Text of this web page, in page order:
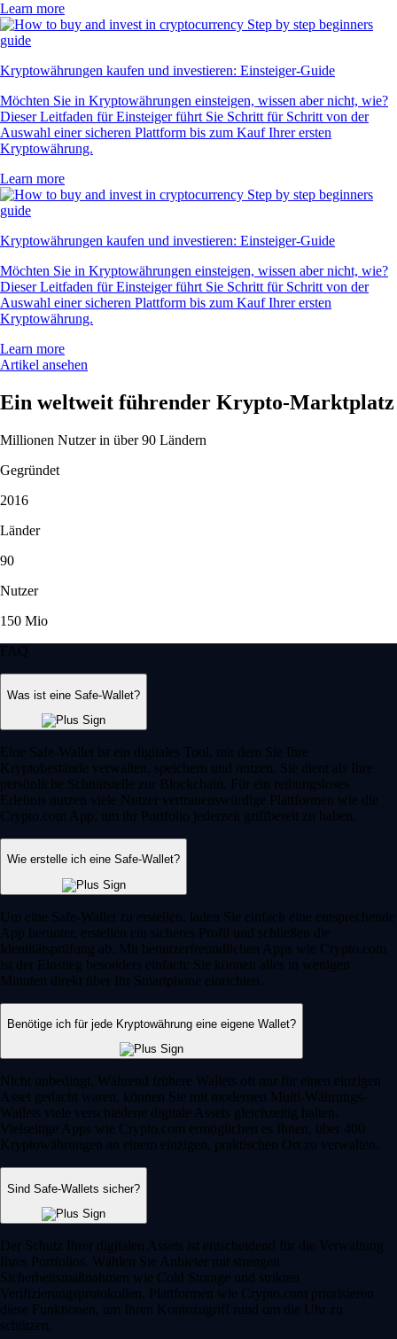
Learn more
Kryptowährungen kaufen und investieren: Einsteiger-Guide
Möchten Sie in Kryptowährungen einsteigen, wissen aber nicht, wie?
Dieser Leitfaden für Einsteiger führt Sie Schritt für Schritt von der
Auswahl einer sicheren Plattform bis zum Kauf Ihrer ersten
Kryptowährung.
Learn more
Kryptowährungen kaufen und investieren: Einsteiger-Guide
Möchten Sie in Kryptowährungen einsteigen, wissen aber nicht, wie?
Dieser Leitfaden für Einsteiger führt Sie Schritt für Schritt von der
Auswahl einer sicheren Plattform bis zum Kauf Ihrer ersten
Kryptowährung.
Learn more
Artikel ansehen
Ein weltweit führender Krypto-Marktplatz
Millionen Nutzer in über 90 Ländern
Gegründet
2016
Länder
90
Nutzer
150 Mio
FAQ
Was ist eine Safe-Wallet?
Eine Safe-Wallet ist ein digitales Tool, mit dem Sie Ihre
Kryptobestände verwalten, speichern und nutzen. Sie dient als Ihre
persönliche Schnittstelle zur Blockchain. Für ein reibungsloses
Erlebnis nutzen viele Nutzer vertrauenswürdige Plattformen wie die
Crypto.com App, um ihr Portfolio jederzeit griffbereit zu haben.
Wie erstelle ich eine Safe-Wallet?
Um eine Safe-Wallet zu erstellen, laden Sie einfach eine entsprechende
App herunter, erstellen ein sicheres Profil und schließen die
Identitätsprüfung ab. Mit benutzerfreundlichen Apps wie Crypto.com
ist der Einstieg besonders einfach: Sie können alles in wenigen
Minuten direkt über Ihr Smartphone einrichten.
Benötige ich für jede Kryptowährung eine eigene Wallet?
Nicht unbedingt. Während frühere Wallets oft nur für einen einzigen
Asset gedacht waren, können Sie mit modernen Multi-Währungs-
Wallets viele verschiedene digitale Assets gleichzeitig halten.
Vielseitige Apps wie Crypto.com ermöglichen es Ihnen, über 400
Kryptowährungen an einem einzigen, praktischen Ort zu verwalten.
Sind Safe-Wallets sicher?
Der Schutz Ihrer digitalen Assets ist entscheidend für die Verwaltung
Ihres Portfolios. Wählen Sie Anbieter mit strengen
Sicherheitsmaßnahmen wie Cold Storage und strikten
Verifizierungsprotokollen. Plattformen wie Crypto.com priorisieren
diese Funktionen, um Ihren Kontozugriff rund um die Uhr zu
schützen.